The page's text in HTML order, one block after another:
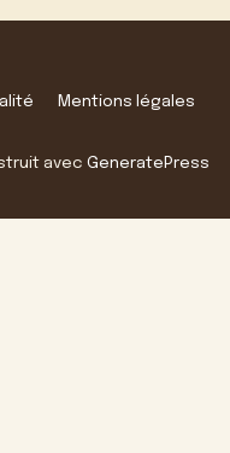
Mentions légales
avec GeneratePress